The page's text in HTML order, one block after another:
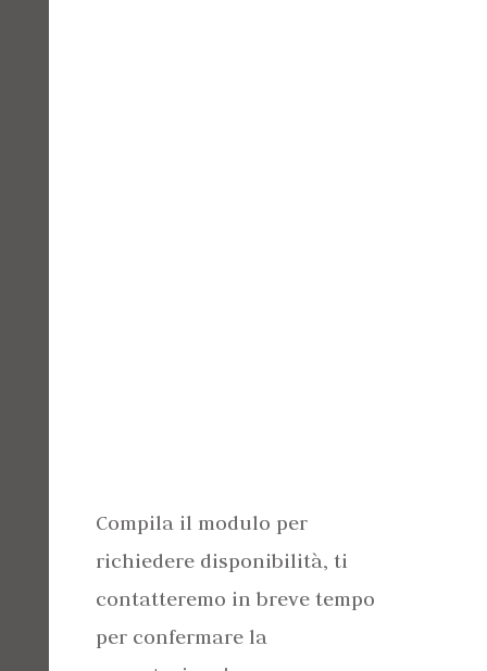
Compila il modulo per
richiedere disponibilità, ti
contatteremo in breve tempo
per confermare la